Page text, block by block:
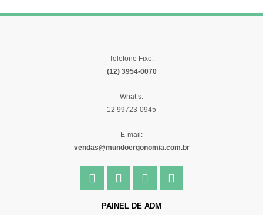
Telefone Fixo:
(12) 3954-0070
What’s:
12 99723-0945
E-mail:
vendas@mundoergonomia.com.br
F
a
I
n
t
Y
o
t
L
i
PAINEL DE ADM